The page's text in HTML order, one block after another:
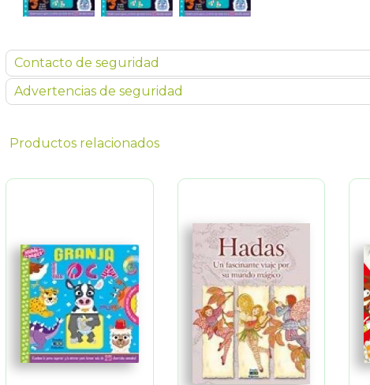
Contacto de seguridad
Advertencias de seguridad
Productos relacionados